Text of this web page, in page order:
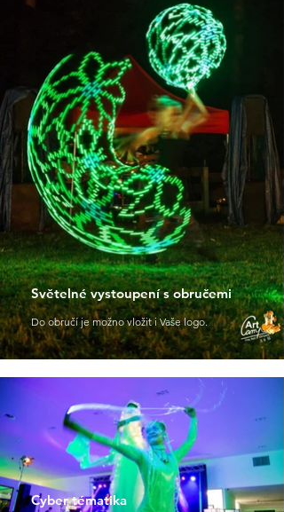
Světelné vystoupení s obručemi
Do obručí je možno vložit i Vaše logo.
Cyber tématika